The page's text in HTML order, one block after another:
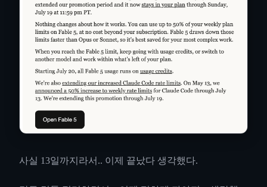
사실 13일까지라서.. 이제 끝났다 생각했다.